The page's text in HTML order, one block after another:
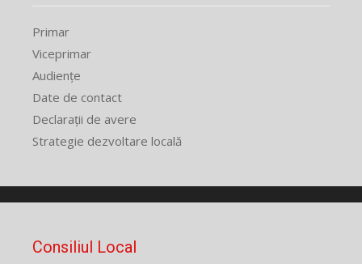
Primar
Viceprimar
Audiențe
Date de contact
Declarații de avere
Strategie dezvoltare locală
Consiliul Local